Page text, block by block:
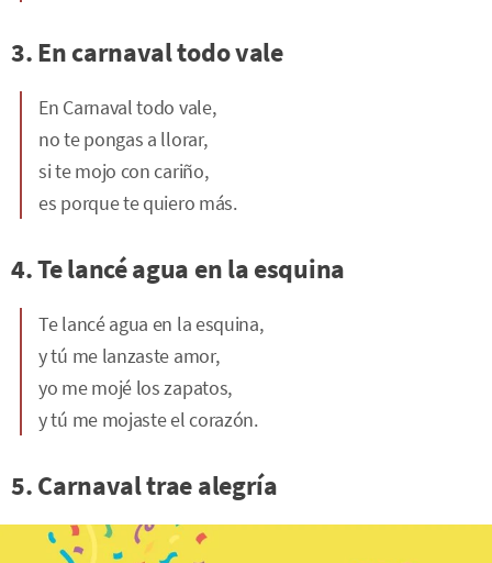
3. En carnaval todo vale
En Carnaval todo vale,
no te pongas a llorar,
si te mojo con cariño,
es porque te quiero más.
4. Te lancé agua en la esquina
Te lancé agua en la esquina,
y tú me lanzaste amor,
yo me mojé los zapatos,
y tú me mojaste el corazón.
5. Carnaval trae alegría